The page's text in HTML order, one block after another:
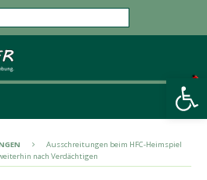
Werkzeugleiste öffnen
Ausschreitungen beim HFC-Heimspiel
nach Verdächtigen